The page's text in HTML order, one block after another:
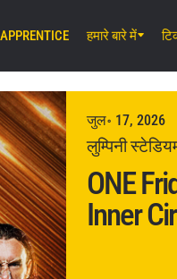
166 & The Inner Circle
हमारे बारे में
जुल॰ 17, 2026
लुम्पिनी
ONE
Inner